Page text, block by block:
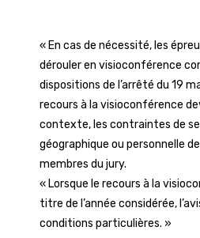
« En cas de nécessité, les
dérouler en visioconférence
dispositions de l’arrêté du 19
recours à la visioconférence
contexte, les contraintes de
géographique ou personnelle
membres du jury.
« Lorsque le recours à la
titre de l’année considérée,
conditions particulières. »